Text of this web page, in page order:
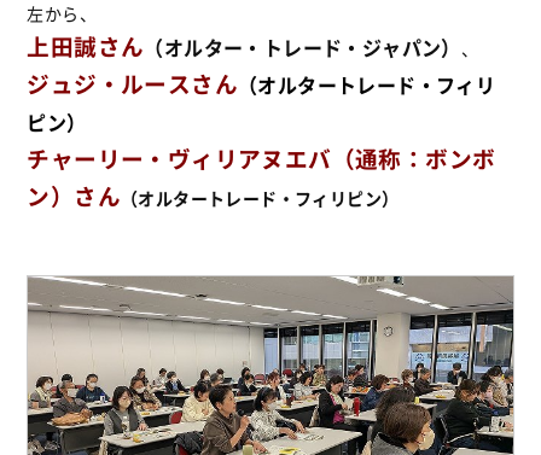
左から、
上田誠さん （オルター・トレード・ジャパン） 、
ジュジ・ルースさん （オルタートレード・フィリ
ピン）
チャーリー・ヴィリアヌエバ（通称：ボンボ
ン）さん （オルタートレード・フィリピン）